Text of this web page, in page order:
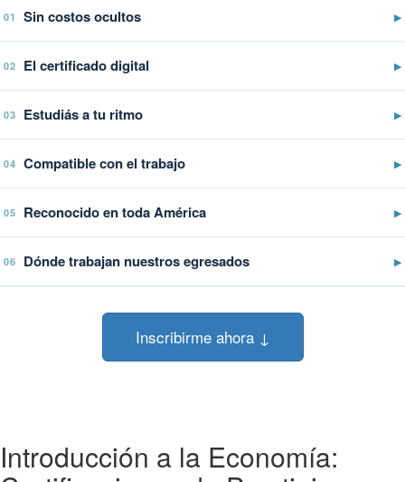
01 Sin costos ocultos ▶
02 El certificado digital ▶
03 Estudiás a tu ritmo ▶
04 Compatible con el trabajo ▶
05 Reconocido en toda América ▶
06 Dónde trabajan nuestros egresados ▶
Inscribirme ahora ↓
Introducción a la Economía: